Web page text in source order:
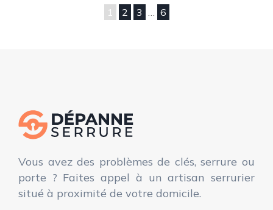
1 2 3 6
Vous avez des problèmes de clés, serrure ou
porte ? Faites appel à un artisan serrurier
situé à proximité de votre domicile.